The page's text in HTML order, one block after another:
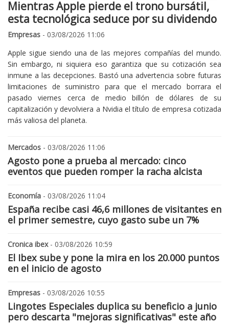
Mientras Apple pierde el trono bursátil,
esta tecnológica seduce por su dividendo
Empresas - 03/08/2026 11:06
Apple sigue siendo una de las mejores compañías del mundo.
Sin embargo, ni siquiera eso garantiza que su cotización sea
inmune a las decepciones. Bastó una advertencia sobre futuras
limitaciones de suministro para que el mercado borrara el
pasado viernes cerca de medio billón de dólares de su
capitalización y devolviera a Nvidia el título de empresa cotizada
más valiosa del planeta.
Mercados - 03/08/2026 11:06
Agosto pone a prueba al mercado: cinco
eventos que pueden romper la racha alcista
Economía - 03/08/2026 11:04
España recibe casi 46,6 millones de visitantes en
el primer semestre, cuyo gasto sube un 7%
Cronica ibex- 03/08/2026 10:59
El Ibex sube y pone la mira en los 20.000 puntos
en el inicio de agosto
Empresas - 03/08/2026 10:55
Lingotes Especiales duplica su beneficio a junio
pero descarta "mejoras significativas" este año